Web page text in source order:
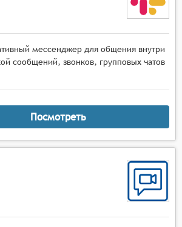
мессенджер для общения внутри
сообщений, звонков, групповых чатов
Посмотреть